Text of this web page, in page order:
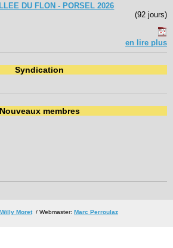
DU FLON - PORSEL 2026
(92 jours)
en lire plus
Syndication
Nouveaux membres
Willy Moret/ Webmaster: Marc Perroulaz